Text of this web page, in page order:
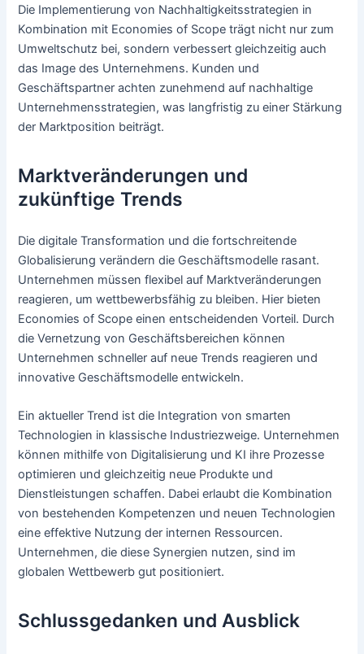
Die Implementierung von Nachhaltigkeitsstrategien in
Kombination mit Economies of Scope trägt nicht nur zum
Umweltschutz bei, sondern verbessert gleichzeitig auch
das Image des Unternehmens. Kunden und
Geschäftspartner achten zunehmend auf nachhaltige
Unternehmensstrategien, was langfristig zu einer Stärkung
der Marktposition beiträgt.
Marktveränderungen und
zukünftige Trends
Die digitale Transformation und die fortschreitende
Globalisierung verändern die Geschäftsmodelle rasant.
Unternehmen müssen flexibel auf Marktveränderungen
reagieren, um wettbewerbsfähig zu bleiben. Hier bieten
Economies of Scope einen entscheidenden Vorteil. Durch
die Vernetzung von Geschäftsbereichen können
Unternehmen schneller auf neue Trends reagieren und
innovative Geschäftsmodelle entwickeln.
Ein aktueller Trend ist die Integration von smarten
Technologien in klassische Industriezweige. Unternehmen
können mithilfe von Digitalisierung und KI ihre Prozesse
optimieren und gleichzeitig neue Produkte und
Dienstleistungen schaffen. Dabei erlaubt die Kombination
von bestehenden Kompetenzen und neuen Technologien
eine effektive Nutzung der internen Ressourcen.
Unternehmen, die diese Synergien nutzen, sind im
globalen Wettbewerb gut positioniert.
Schlussgedanken und Ausblick